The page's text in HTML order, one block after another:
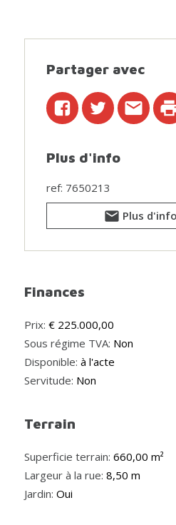
d’avenir s’offrent à vous. Un
comprenant notamment le
façades. Après ces travaux, le
significativement améliorer
performance énergétique. En
potentiel, idéalement située.
Partager avec
Plus d'info
ref: 7650213
Plus
Finances
Prix: € 225.000,00
Sous régime TVA: Non
Disponible: à l'acte
Servitude: Non
Terrain
Superficie terrain: 660,00 m²
Largeur à la rue: 8,50 m
Jardin: Oui